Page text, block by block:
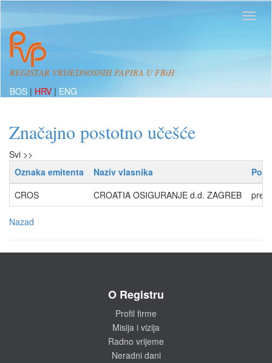
REGISTAR VRIJEDNOSNIH PAPIRA U FBiH
BOS | HRV | ENG
Značajno postotno učešće
Svi >>
Oznaka emitenta
Naziv vlasnika
CROS
CROATIA OSIGURANJE d.d. ZAGREB
Nazad
O Registru
Profil firme
Misija i vizija
Radno vrijeme
Neradni dani